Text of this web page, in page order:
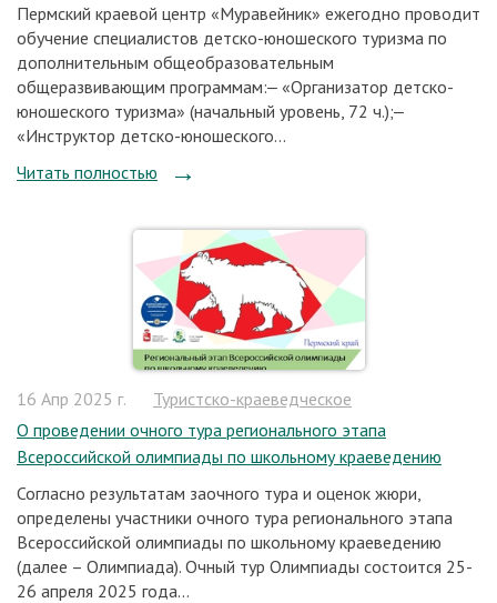
Пермский краевой центр «Муравейник» ежегодно проводит
обучение специалистов детско-юношеского туризма по
дополнительным общеобразовательным
общеразвивающим программам:‒ «Организатор детско-
юношеского туризма» (начальный уровень, 72 ч.);‒
«Инструктор детско-юношеского...
Читать полностью
16 Апр 2025 г.
Туристско-краеведческое
О проведении очного тура регионального этапа
Всероссийской олимпиады по школьному краеведению
Согласно результатам заочного тура и оценок жюри,
определены участники очного тура регионального этапа
Всероссийской олимпиады по школьному краеведению
(далее – Олимпиада). Очный тур Олимпиады состоится 25-
26 апреля 2025 года...